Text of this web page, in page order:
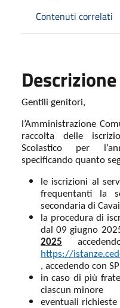
Contenuti correlati
Descrizione
Gentili genitori,
l’Amministrazione
raccolta delle
Scolastico per
specificando quanto
le iscrizioni al
frequentanti la
secondaria di
la procedura di
dal 09 giugno
2025
https://
, accedendo con
in caso di più
ciascun minore
eventuali